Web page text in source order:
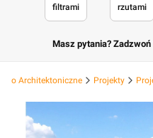
filtrami rzutami
Masz pytania? Zadzwoń
Architektoniczne Projekty